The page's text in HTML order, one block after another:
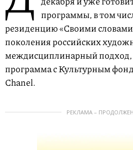
программы, в том
резиденцию «Своими
поколения российских
междисциплинарный подход,
программа с Культурным
Chanel.
РЕКЛАМА –